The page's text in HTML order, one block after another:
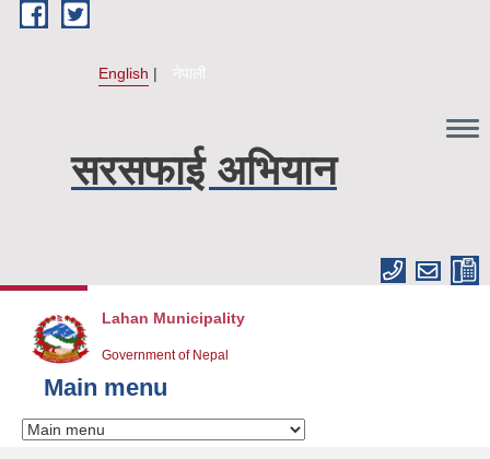
Skip to main content
English नेपाली
सरसफाई अभियान
Lahan Municipality
Government of Nepal
Main menu